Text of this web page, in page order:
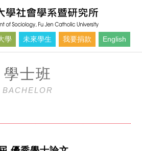
學 未來學生 我要捐款 English
學士班
BACHELOR